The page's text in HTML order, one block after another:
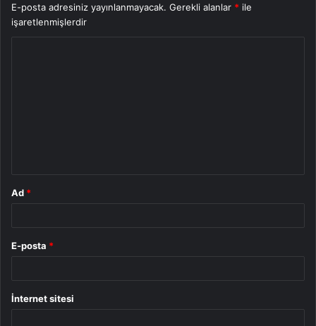
E-posta adresiniz yayınlanmayacak. Gerekli alanlar * ile
işaretlenmişlerdir
Ad *
E-posta *
İnternet sitesi